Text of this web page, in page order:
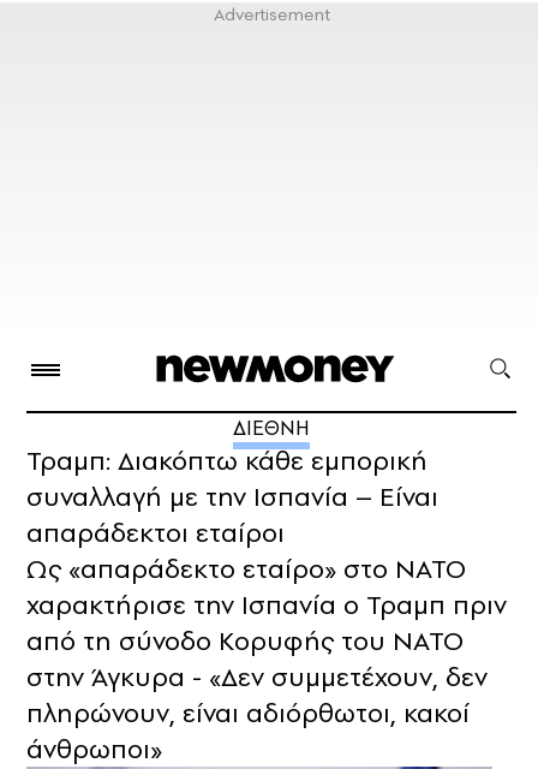
ΔΙΕΘΝΗ
Τραμπ: Διακόπτω κάθε εμπορική
συναλλαγή με την Ισπανία – Είναι
απαράδεκτοι εταίροι
Ως «απαράδεκτο εταίρο» στο ΝΑΤΟ
χαρακτήρισε την Ισπανία ο Τραμπ πριν
από τη σύνοδο Κορυφής του ΝΑΤΟ
στην Άγκυρα - «Δεν συμμετέχουν, δεν
πληρώνουν, είναι αδιόρθωτοι, κακοί
άνθρωποι»